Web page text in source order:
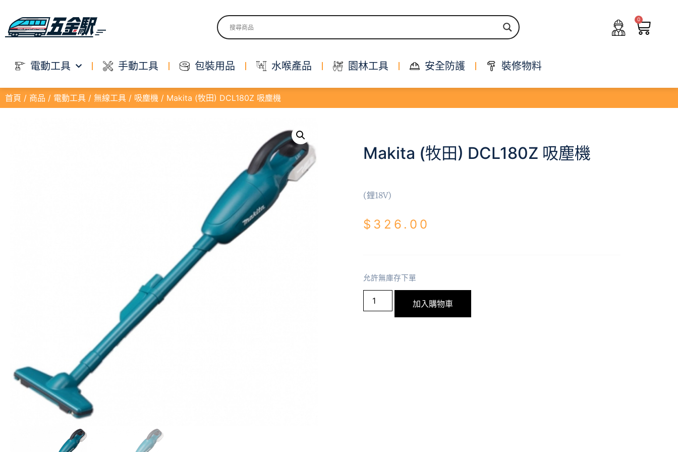
0
電動工具 手動工具 包裝用品 水喉產品 園林工具 安全防護 裝修物料
首頁 / 商品 / 電動工具 / 無線工具 / 吸塵機 / Makita (牧田) DCL180Z 吸塵機
Makita (牧田) DCL180Z 吸塵機
(鋰18V)
$ 326.00
允許無庫存下單
加入購物車